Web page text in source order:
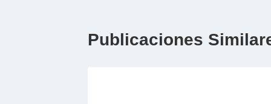
Publicaciones